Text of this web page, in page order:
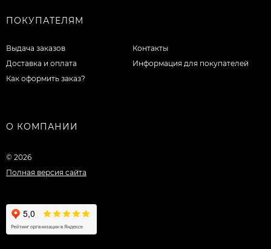
ПОКУПАТЕЛЯМ
Выдача заказов
Доставка и оплата
Как оформить заказ?
Контакты
Информация для покупателей
О КОМПАНИИ
© 2026
Полная версия сайта